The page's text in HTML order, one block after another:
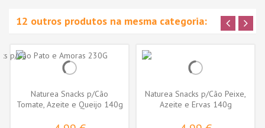
12 outros produtos na mesma categoria:
Naturea Snacks p/Cão
Tomate, Azeite e Queijo 140g
Naturea Snacks p/Cão Peixe,
Azeite e Ervas 140g